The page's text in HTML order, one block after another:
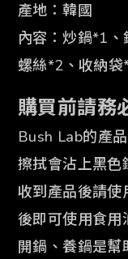
產地：韓國
內容：炒鍋*1
螺絲*2、 收納
購買前請務
Bush Lab的產
擦拭會沾上黑色
收到產品後請使
後即可使用食用
開鍋、養鍋是幫